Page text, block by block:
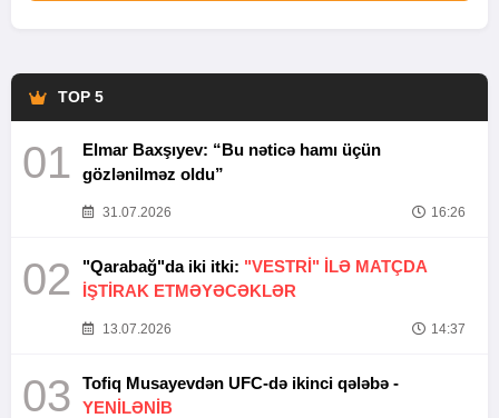
TOP 5
01
Elmar Baxşıyev: “Bu nəticə hamı üçün
gözlənilməz oldu”
31.07.2026 16:26
02 "Qarabağ"da iki itki: "VESTRİ" İLƏ MATÇDA
İŞTİRAK ETMƏYƏCƏKLƏR
13.07.2026 14:37
03
Tofiq Musayevdən UFC-də ikinci qələbə -
YENİLƏNİB